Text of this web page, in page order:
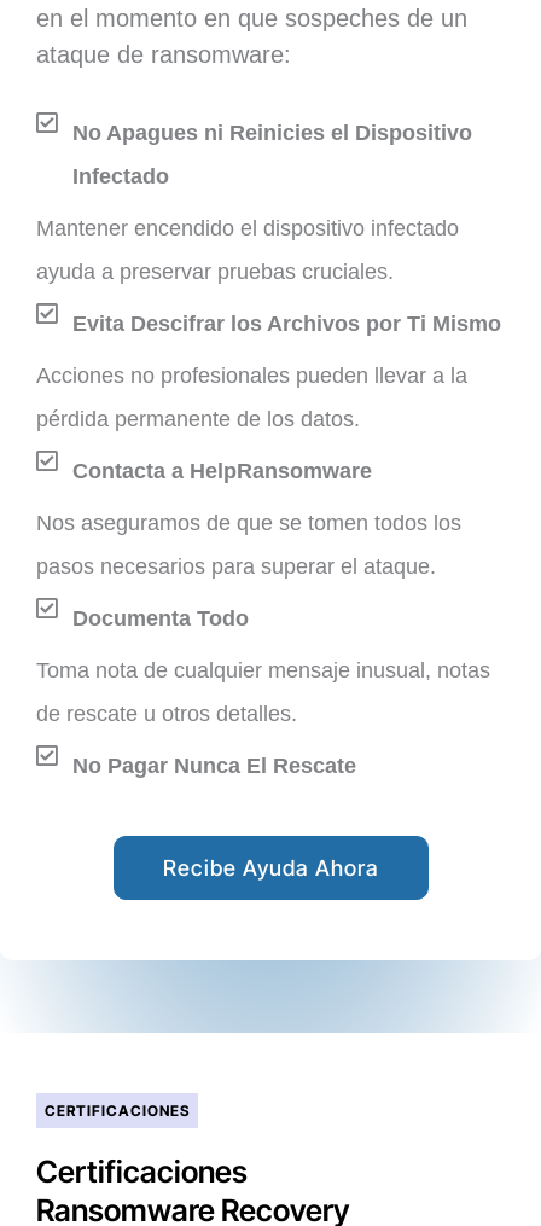
en el momento en que sospeches de un
ataque de ransomware:
No Apagues ni Reinicies el Dispositivo
Infectado
Mantener encendido el dispositivo infectado
ayuda a preservar pruebas cruciales.
Evita Descifrar los Archivos por Ti Mismo
Acciones no profesionales pueden llevar a la
pérdida permanente de los datos.
Contacta a HelpRansomware
Nos aseguramos de que se tomen todos los
pasos necesarios para superar el ataque.
Documenta Todo
Toma nota de cualquier mensaje inusual, notas
de rescate u otros detalles.
No Pagar Nunca El Rescate
Recibe Ayuda Ahora
CERTIFICACIONES
Certificaciones
Ransomware Recovery